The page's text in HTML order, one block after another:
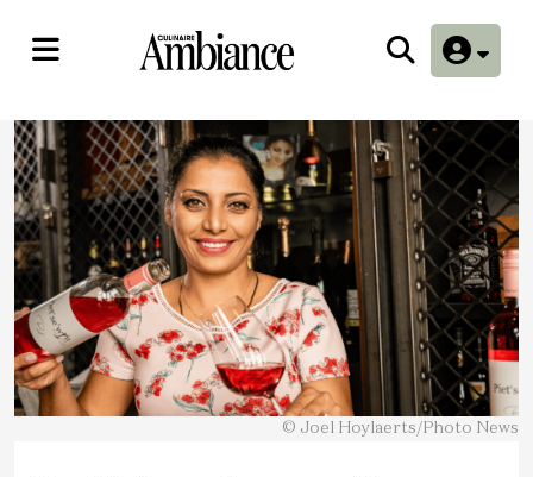
© Joel Hoylaerts/Photo News